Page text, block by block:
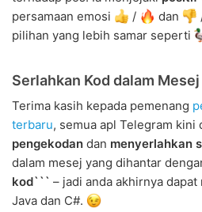
persamaan emosi
/ dan
pilihan yang lebih samar seperti
Serlahkan Kod dalam Mesej
Terima kasih kepada pemenang
terbaru, semua apl Telegram kini
pengekodan dan menyerlahkan
dalam mesej yang dihantar
kod``` – jadi anda akhirnya
Java dan C#.